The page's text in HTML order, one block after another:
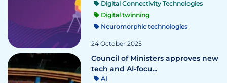
Digital Connectivity Technologies
Digital twinning
Neuromorphic technologies
24 October 2025
Council of Ministers approves new
tech and AI-focu...
AI